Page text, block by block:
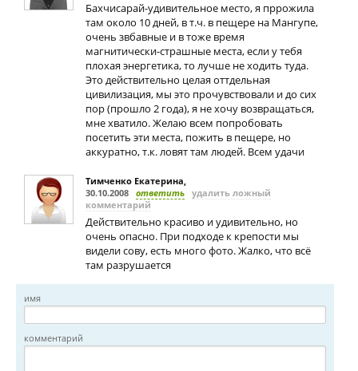
Бахчисарай-удивительное место, я пррожила
там около 10 дней, в т.ч. в пещере на Мангупе,
очень звбавные и в тоже время
магнитически-страшные места, если у тебя
плохая энергетика, то лучше не ходить туда.
Это действительно целая оттдельная
цивилизация, мы это прочувствовали и до сих
пор (прошло 2 года), я не хочу возвращаться,
мне хватило. Желаю всем попробовать
посетить эти места, пожить в пещере, но
аккуратно, т.к. ловят там людей. Всем удачи
Тимченко Екатерина,
30.10.2008 ответить удалить ложный
комментарий
Действительно красиво и удивительно, но
очень опасно. При подходе к крепости мы
видели сову, есть много фото. Жалко, что всё
там разрушается
имя
комментарий